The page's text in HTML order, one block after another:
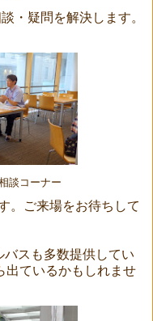
・疑問を解決します。
談コーナー
。ご来場をお待ちして
スも多数提供してい
出ているかもしれませ